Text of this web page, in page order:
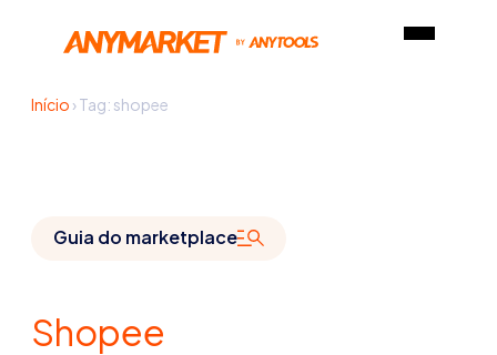
Início ›Tag: shopee
Guia do marketplace
Shopee